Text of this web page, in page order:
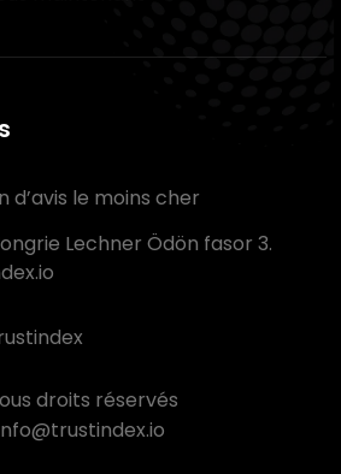
d’avis le moins cher
Lechner Ödön fasor 3.
droits réservés